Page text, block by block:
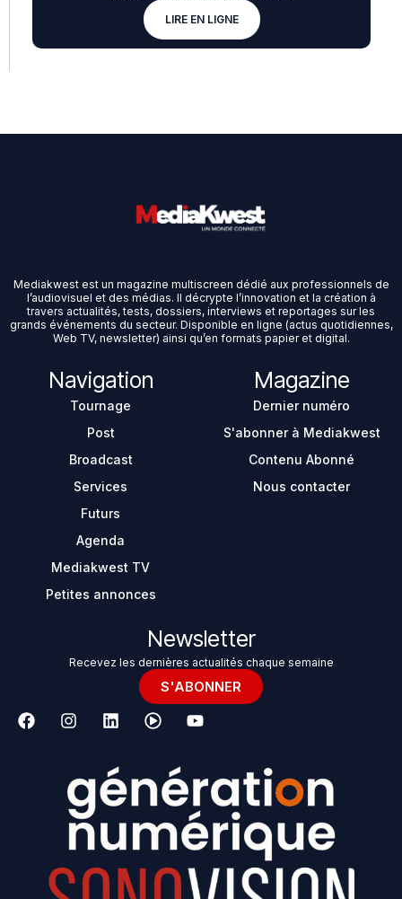
LIRE EN LIGNE
Mediakwest est un magazine multiscreen dédié aux professionnels de
l’audiovisuel et des médias. Il décrypte l’innovation et la création à
travers actualités, tests, dossiers, interviews et reportages sur les
grands événements du secteur. Disponible en ligne (actus quotidiennes,
Web TV, newsletter) ainsi qu’en formats papier et digital.
Navigation
Tournage
Post
Broadcast
Services
Futurs
Agenda
Mediakwest TV
Petites annonces
Magazine
Dernier numéro
S'abonner à Mediakwest
Contenu Abonné
Nous contacter
Newsletter
Recevez les dernières actualités chaque semaine
S'ABONNER